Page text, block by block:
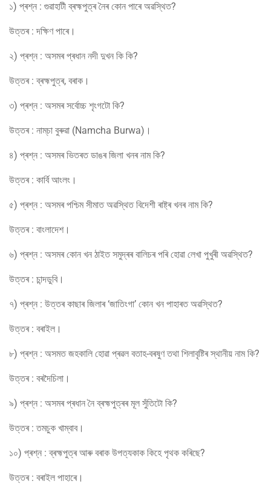
১) প্ৰশ্ন : গুৱাহাটী ব্ৰহ্মপুত্ৰ নৈৰ কোন পাৰে অৱস্থিত?
উত্তৰ : দক্ষিণ পাৰে।
২) প্ৰশ্ন : অসমৰ প্ৰধান নদী দুখন কি কি?
উত্তৰ : ব্ৰহ্মপুত্ৰ, বৰাক।
৩) প্ৰশ্ন : অসমৰ সৰ্বোচ্চ শৃংগটো কি?
উত্তৰ : নাম্‌চা বুৰুৱা (Namcha Burwa)।
৪) প্ৰশ্ন : অসমৰ ভিতৰত ডাঙৰ জিলা খনৰ নাম কি?
উত্তৰ : কাৰ্বি আংলং।
৫) প্ৰশ্ন : অসমৰ পশ্চিম সীমাত অৱস্থিত বিদেশী ৰাষ্ট্ৰ খনৰ নাম কি?
উত্তৰ : বাংলাদেশ।
৬) প্ৰশ্ন : অসমৰ কোন খন ঠাইত সমুদ্ৰৰ বালিচৰ পৰি হোৱা লেখা পুখুৰী অৱস্থিত?
উত্তৰ : চান্দডুবি।
৭) প্ৰশ্ন : উত্তৰ কাছাৰ জিলাৰ ‘জাতিংগা’ কোন খন পাহাৰত অৱস্থিত?
উত্তৰ : বৰাইল।
৮) প্ৰশ্ন : অসমত জহকালি হোৱা প্ৰৱল বতাহ-বৰষুণ তথা শিলাবৃষ্টিৰ স্থানীয় নাম কি?
উত্তৰ : বৰদৈচিলা।
৯) প্ৰশ্ন : অসমৰ প্ৰধান নৈ ব্ৰহ্মপুত্ৰৰ মূল সুঁতিটো কি?
উত্তৰ : তমচুক খাম্‌বাব।
১০) প্ৰশ্ন : ব্ৰহ্মপুত্ৰ আৰু বৰাক উপত্যকাক কিহে পৃথক কৰিছে?
উত্তৰ : বৰাইল পাহাৰে।